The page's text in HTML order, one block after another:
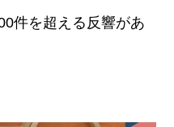
件を超える反響があ